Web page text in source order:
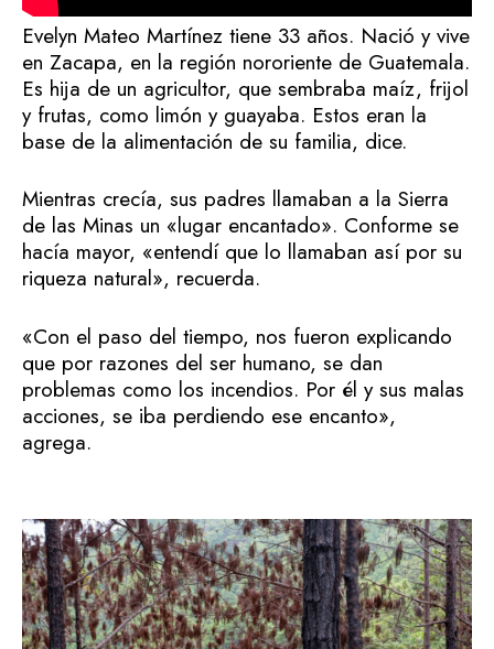
Evelyn Mateo Martínez tiene 33 años. Nació y vive
en Zacapa, en la región nororiente de Guatemala.
Es hija de un agricultor, que sembraba maíz, frijol
y frutas, como limón y guayaba. Estos eran la
base de la alimentación de su familia, dice.
Mientras crecía, sus padres llamaban a la Sierra
de las Minas un «lugar encantado». Conforme se
hacía mayor, «entendí que lo llamaban así por su
riqueza natural», recuerda.
«Con el paso del tiempo, nos fueron explicando
que por razones del ser humano, se dan
problemas como los incendios. Por él y sus malas
acciones, se iba perdiendo ese encanto»,
agrega.